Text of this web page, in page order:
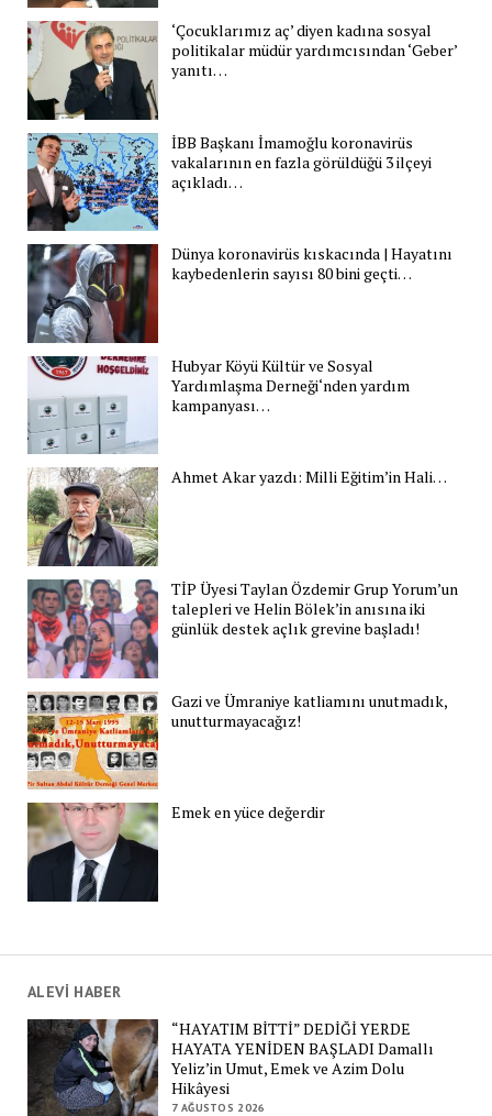
‘Çocuklarımız aç’ diyen kadına sosyal
politikalar müdür yardımcısından ‘Geber’
yanıtı…
İBB Başkanı İmamoğlu koronavirüs
vakalarının en fazla görüldüğü 3 ilçeyi
açıkladı…
Dünya koronavirüs kıskacında | Hayatını
kaybedenlerin sayısı 80 bini geçti…
Hubyar Köyü Kültür ve Sosyal
Yardımlaşma Derneği‘nden yardım
kampanyası…
Ahmet Akar yazdı: Milli Eğitim’in Hali…
TİP Üyesi Taylan Özdemir Grup Yorum’un
talepleri ve Helin Bölek’in anısına iki
günlük destek açlık grevine başladı!
Gazi ve Ümraniye katliamını unutmadık,
unutturmayacağız!
Emek en yüce değerdir
ALEVİ HABER
“HAYATIM BİTTİ” DEDİĞİ YERDE
HAYATA YENİDEN BAŞLADI Damallı
Yeliz’in Umut, Emek ve Azim Dolu
Hikâyesi
7 AĞUSTOS 2026